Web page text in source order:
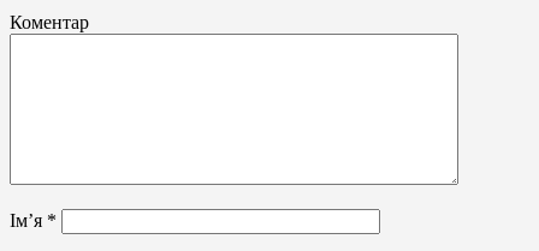
Коментар
Ім’я *